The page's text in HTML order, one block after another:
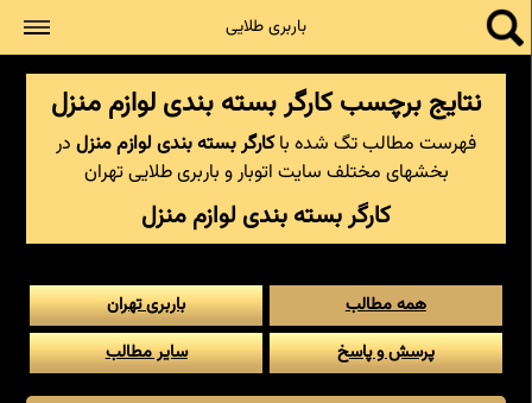
باربری طلایی
نتایج برچسب کارگر بسته بندی لوازم منزل
فهرست مطالب تگ شده باکارگر بسته بندی لوازم منزل در
بخشهای مختلف سایت اتوبار و باربری طلایی تهران
کارگر بسته بندی لوازم منزل
همه مطالب
باربری تهران
پرسش و پاسخ
سایر مطالب
جستجو